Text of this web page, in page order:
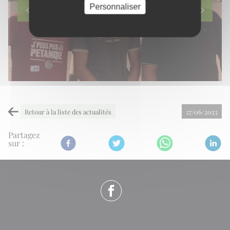
Retour à la liste des actualités 27/06/2023
Partagez
sur :
Personnaliser